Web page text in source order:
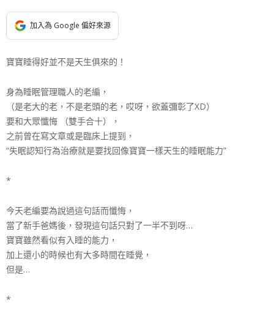
發
展
協
會
加入為 Google 偏好來源
寶寶睡得好並不是天生俱來的！
身為睡眠管理職人的老編，
（是老大的老，不是老頭的老，哎呀，欲蓋彌彰了XD）
要和大眾懺悔 （雙手合十），
之前曾在寫文章或是臨床上提到，
“失眠認知行為治療就是要找回像寶寶一樣天生的睡眠能力”
*
今天老編要為說過這句話而懺悔，
當了新手爸媽後，發現這句話只對了一半不到呀…
寶寶雖然看似有入睡的能力，
加上還小的時候也有大多時間在睡覺，
但是…
*